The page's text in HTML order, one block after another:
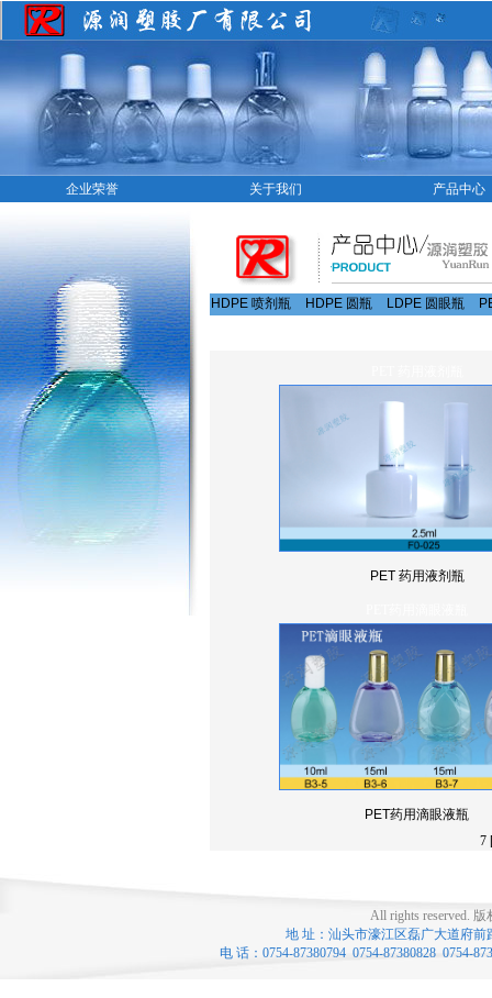
企业荣誉 关于我们 产品中心
HDPE 喷剂瓶 HDPE 圆瓶 LDPE 圆眼瓶
PET 药用液剂瓶
PET药用滴眼液瓶
7
All rights reserved. 版
地 址：汕头市濠江区磊广大道府前
电 话：0754-87380794 0754-87380828 0754-